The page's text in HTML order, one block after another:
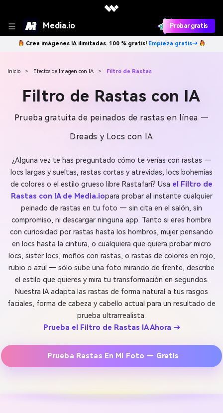
Media.io Probar gratis
Crea imágenes IA ilimitadas. 100 % gratis! Empieza gratis→
Inicio > Efectos de Imagen con IA > Filtro de Rastas
Filtro de Rastas con IA
Prueba gratuita de peinados de rastas en línea —
Dreads y Locs con IA
¿Alguna vez te has preguntado cómo te verías con rastas —
locs largas y sueltas, rastas cortas y atrevidas, locs bohemias
de colores o el estilo grueso libre Rastafari? Usa el Filtro de
Rastas con IA de Media.iopara probar al instante cualquier
peinado de rastas en tu foto — sin cita en el salón, sin
compromiso, ni descargar ninguna app. Tanto si eres hombre
con curiosidad por rastas hasta los hombros, mujer pensando
en locs hasta la cintura, o cualquiera que quiera probar micro
locs, sister locs, moños con rastas, o rastas de colores en rojo,
rubio o azul — sólo sube una foto mirando de frente, describe
el estilo que quieres y mira tu transformación en segundos.
Nuestra IA adapta las rastas de forma natural a tus rasgos
faciales, forma de cabeza y cabello actual para un resultado de
prueba ultrarrealista.
Prueba el Filtro de Rastas IA Ahora →
Prueba Rastas En Mi Foto — Gratis